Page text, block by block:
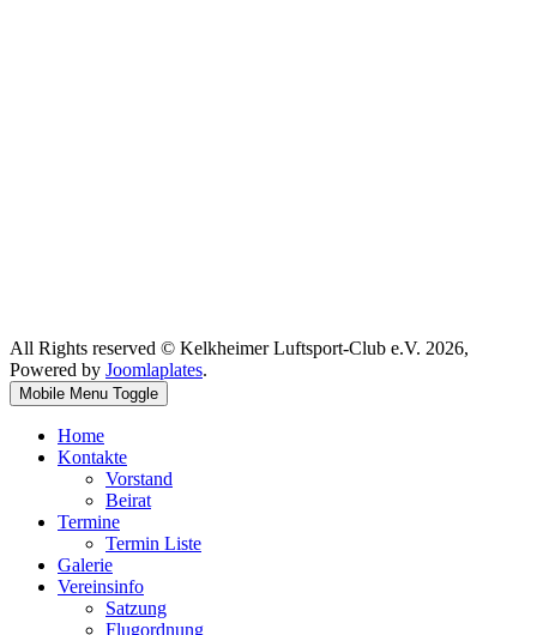
All Rights reserved © Kelkheimer Luftsport-Club e.V. 2026,
Powered by Joomlaplates.
Mobile Menu Toggle
Home
Kontakte
Vorstand
Beirat
Termine
Termin Liste
Galerie
Vereinsinfo
Satzung
Flugordnung